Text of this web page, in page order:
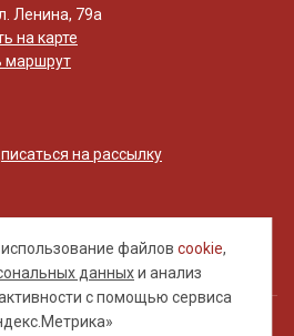
файловcookie,
данныхи анализ
с помощью сервиса
Ленина, 79а
на карте
маршрут
на рассылку
публичной